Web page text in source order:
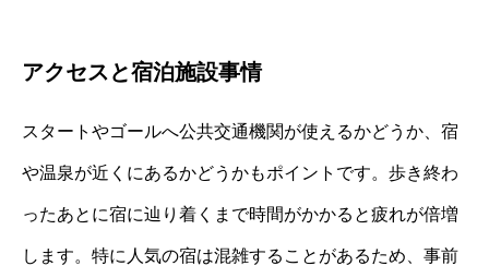
アクセスと宿泊施設事情
スタートやゴールへ公共交通機関が使えるかどうか、宿
や温泉が近くにあるかどうかもポイントです。歩き終わ
ったあとに宿に辿り着くまで時間がかかると疲れが倍増
します。特に人気の宿は混雑することがあるため、事前